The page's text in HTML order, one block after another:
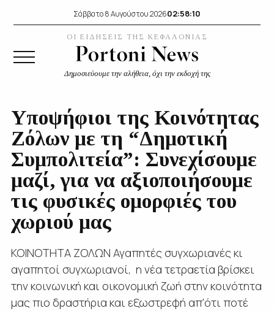
Σάββατο 8 Αυγούστου 202602:58:10
ΟΙ ΕΙΔΗΣΕΙΣ ΤΗΣ ΚΕΦΑΛΟΝΙΑΣ
Δημοσιεύουμε την αλήθεια, όχι την εκδοχή της
Υποψήφιοι της Κοινότητας
Ζόλων με τη “Δημοτική
Συμπολιτεία”: Συνεχίσουμε
μαζί, για να αξιοποιήσουμε
τις φυσικές ομορφιές του
χωριού μας
ΚΟΙΝΟΤΗΤΑ ΖΟΛΩΝ Αγαπητές συγχωριανές κι
αγαπητοί συγχωριανοί, η νέα τετραετία βρίσκει
την κοινωνική και οικονομική ζωή στην κοινότητα
μας πιο δραστήρια και εξωστρεφή απ'ότι ποτέ